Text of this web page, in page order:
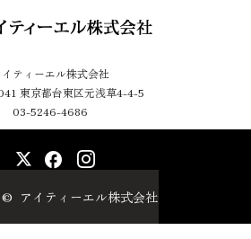
イティーエル株式会社
東京都台東区元浅草4-4-5
03-5246-4686
© アイティーエル株式会社